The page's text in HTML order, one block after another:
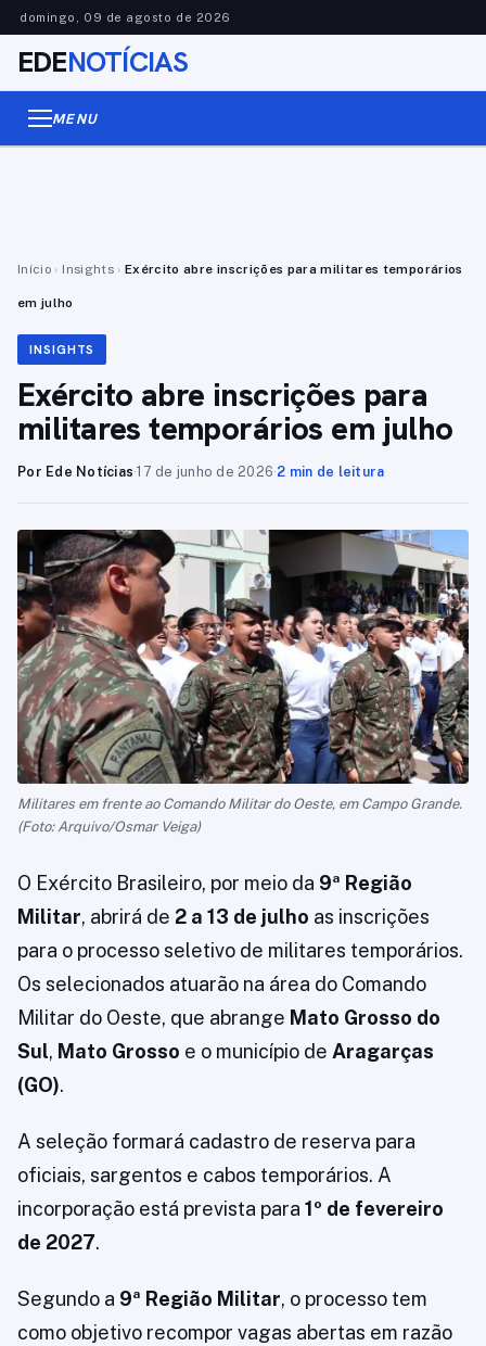
domingo, 09 de agosto de 2026
EDENOTÍCIAS
MENU
Início › Insights › Exército abre inscrições para militares temporários
em julho
INSIGHTS
Exército abre inscrições para
militares temporários em julho
Por Ede Notícias·17 de junho de 2026·2 min de leitura
Militares em frente ao Comando Militar do Oeste, em Campo Grande.
(Foto: Arquivo/Osmar Veiga)
O Exército Brasileiro, por meio da 9ª Região
Militar, abrirá de 2 a 13 de julho as inscrições
para o processo seletivo de militares temporários.
Os selecionados atuarão na área do Comando
Militar do Oeste, que abrange Mato Grosso do
Sul, Mato Grosso e o município de Aragarças
(GO).
A seleção formará cadastro de reserva para
oficiais, sargentos e cabos temporários. A
incorporação está prevista para 1º de fevereiro
de 2027.
Segundo a 9ª Região Militar, o processo tem
como objetivo recompor vagas abertas em razão